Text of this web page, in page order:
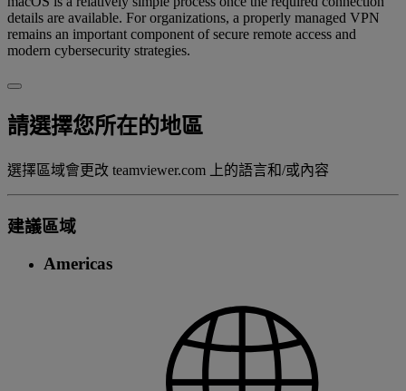
details are available. For organizations, a properly managed VPN
remains an important component of secure remote access and
modern cybersecurity strategies.
請選擇您所在的地區
選擇區域會更改 teamviewer.com 上的語言和/或內容
建議區域
Americas